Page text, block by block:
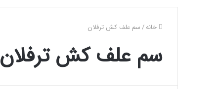
خانه/سم علف کش ترفلان
سم علف کش ترفلان